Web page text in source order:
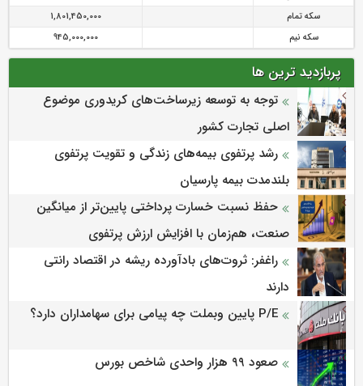
سکه تمام
1,801,450,000
سکه نیم
945,000,000
پربازدید ترین ها
توجه به توسعه زیرساخت‌های کریدوری موضوع
اصلی تجارت کشور
رشد پرتفوی بیمه‌های زندگی و تقویت پرتفوی
بلندمدت بیمه پارسیان
حفظ نسبت خسارت پرداختی پایین‌تر از میانگین
صنعت، هم‌زمان با افزایش ارزش پرتفوی
راغفر: ثروت‌های بادآورده ریشه در اقتصاد رانتی
دارند
P/E پایین وبملت چه پیامی برای سهامداران دارد؟
صعود ۹۹ هزار واحدی شاخص بورس